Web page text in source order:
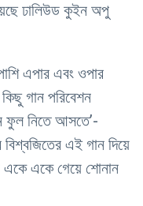
ঢালিউড কুইন অপু
এপার এবং ওপার
গান পরিবেশন
ফুল নিতে আসতে’-
বিশ্বজিতের এই গান দিয়ে
একে গেয়ে শোনান